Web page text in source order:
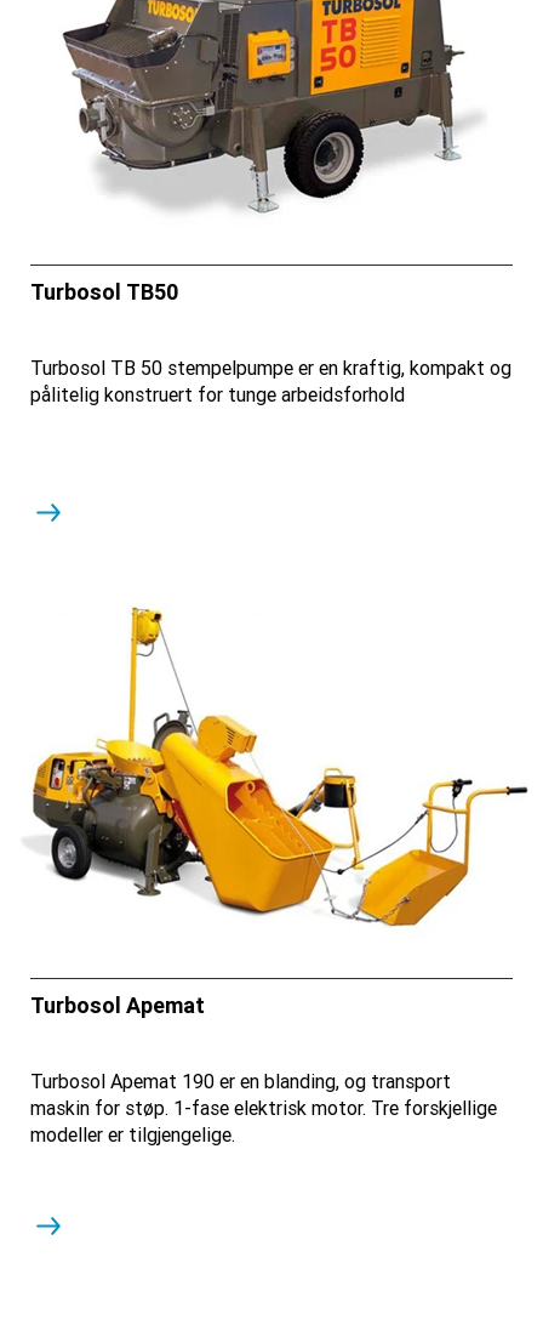
Turbosol TB50
Turbosol TB 50 stempelpumpe er en kraftig, kompakt og
pålitelig konstruert for tunge arbeidsforhold
Turbosol Apemat
Turbosol Apemat 190 er en blanding, og transport
maskin for støp. 1-fase elektrisk motor. Tre forskjellige
modeller er tilgjengelige.